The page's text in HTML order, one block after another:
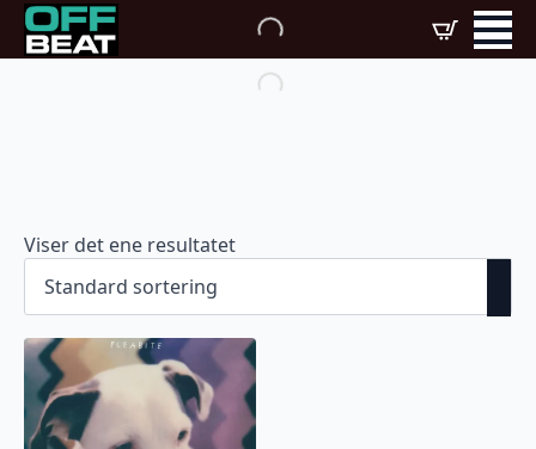
Viser det ene resultatet